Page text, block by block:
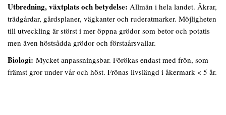
Utbredning, växtplats och betydelse: Allmän i hela landet. Åkrar,
trädgårdar, gårdsplaner, vägkanter och ruderatmarker. Möjligheten
till utveckling är störst i mer öppna grödor som betor och potatis
men även höstsådda grödor och förstaårsvallar.
Biologi: Mycket anpassningsbar. Förökas endast med frön, som
främst gror under vår och höst. Frönas livslängd i åkermark < 5 år.